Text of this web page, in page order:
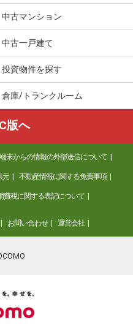
中古マンション
中古一戸建て
投資物件を探す
倉庫/トランクルーム
版へ
末からの情報の外部送信について
元 不動産情報に関する免責事項
費税に関する表記について
お問い合わせ 運営会社